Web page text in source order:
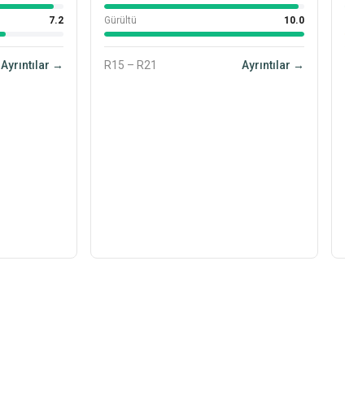
7.2
Ayrıntılar →
Gürültü 10.0
R15 – R21 Ayrıntılar →